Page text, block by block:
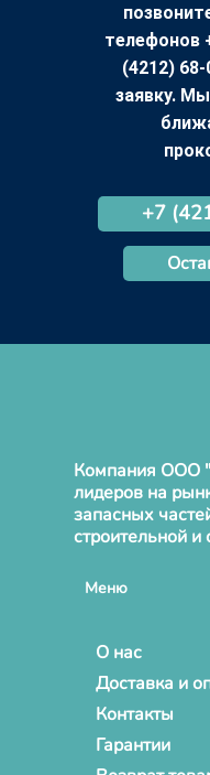
телефонов
(4212)
заявку.
+7
Компания ООО
лидеров на
запасных
строительной и
Меню
О нас
Доставка и
Контакты
Гарантии